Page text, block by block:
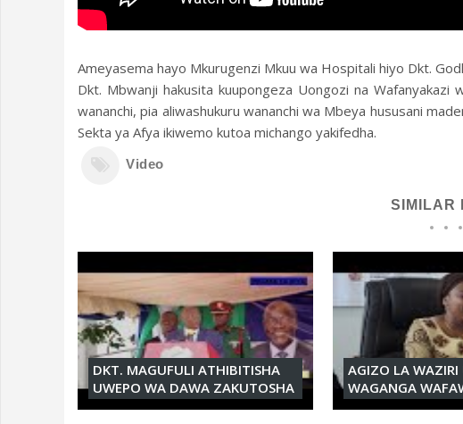
Ameyasema hayo Mkurugenzi Mkuu wa Hospitali hiyo Dkt.
Dkt. Mbwanji hakusita kuupongeza Uongozi na
wananchi, pia aliwashukuru wananchi wa Mbeya hususani
Sekta ya Afya ikiwemo kutoa michango yakifedha.
Video
SIMILAR
DKT. MAGUFULI ATHIBITISHA
UWEPO WA DAWA ZAKUTOSHA
AGIZO LA
WAGANGA